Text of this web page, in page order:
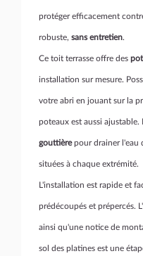
protéger efficacement
robuste, sans entretien.
Ce toit terrasse offre des
installation sur mesure.
votre abri en jouant sur la
poteaux est aussi ajustable. L
gouttièrepour drainer l'eau
situées à chaque extrémité.
L'installation est rapide et
prédécoupés et prépercés.
ainsi qu'une notice de
sol des platines est une